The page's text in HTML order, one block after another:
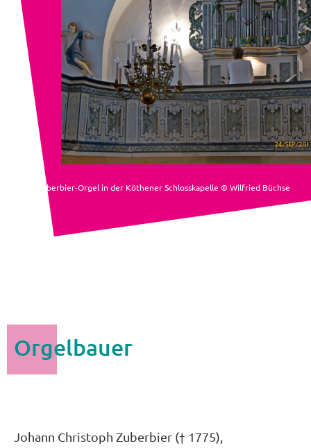
Die Zuberbier-Orgel in der Köthener Schlosskapelle © Wilfried Büchse
Orgelbauer
Johann Christoph Zuberbier († 1775),